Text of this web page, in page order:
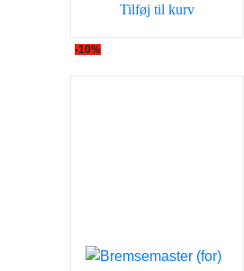
Tilføj til kurv
-10%